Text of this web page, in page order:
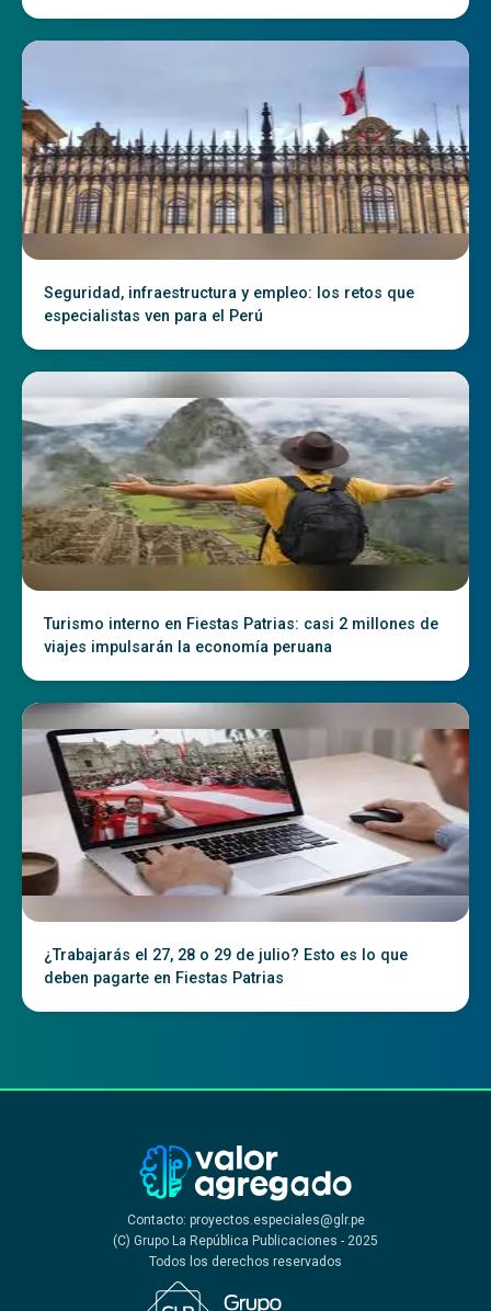
Seguridad, infraestructura y empleo: los retos que
especialistas ven para el Perú
Turismo interno en Fiestas Patrias: casi 2 millones de
viajes impulsarán la economía peruana
¿Trabajarás el 27, 28 o 29 de julio? Esto es lo que
deben pagarte en Fiestas Patrias
Contacto: proyectos.especiales@glr.pe
(C) Grupo La República Publicaciones - 2025
Todos los derechos reservados